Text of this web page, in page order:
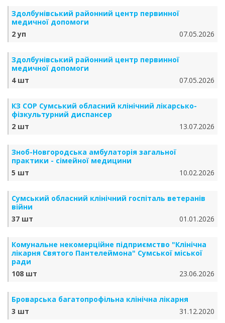
Здолбунівський районний центр первинної
медичної допомоги
2 уп
07.05.2026
Здолбунівський районний центр первинної
медичної допомоги
4 шт
07.05.2026
КЗ СОР Сумський обласний клінічний лікарсько-
фізкультурний диспансер
2 шт
13.07.2026
Зноб-Новгородська амбулаторія загальної
практики - сімейної медицини
5 шт
10.02.2026
Сумський обласний клінічний госпіталь ветеранів
війни
37 шт
01.01.2026
Комунальне некомерційне підприємство "Клінічна
лікарня Святого Пантелеймона" Сумської міської
ради
108 шт
23.06.2026
Броварська багатопрофільна клінічна лікарня
3 шт
31.12.2020